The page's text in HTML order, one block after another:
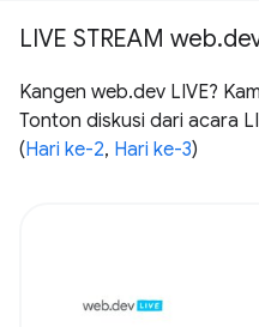
LIVE STREAM
Kangen web.dev LIVE?
Tonton diskusi dari acara
(Hari ke-2, Hari ke-3)